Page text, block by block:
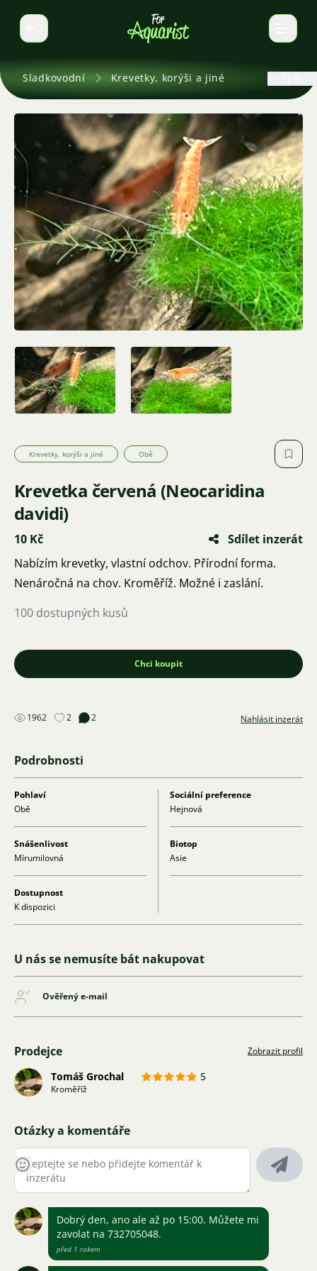
Select language
Sladkovodní Krevetky, korýši a jiné
Krevetky, korýši a jiné Obě
Krevetka červená (Neocaridina
davidi)
10 Kč
Sdílet inzerát
Nabízím krevetky, vlastní odchov. Přírodní forma.
Nenáročná na chov. Kroměříž. Možné i zaslání.
100 dostupných kusů
Chci koupit
1962 2 2 Nahlásit inzerát
Podrobnosti
Pohlaví
Obě
Sociální preference
Hejnová
Snášenlivost
Mírumilovná
Biotop
Asie
Dostupnost
K dispozici
U nás se nemusíte bát nakupovat
Ověřený e-mail
Prodejce Zobrazit profil
Tomáš Grochal 5
Kroměříž
Otázky a komentáře
Dobrý den, ano ale až po 15:00. Můžete mi
zavolat na 732705048.
před 1 rokem